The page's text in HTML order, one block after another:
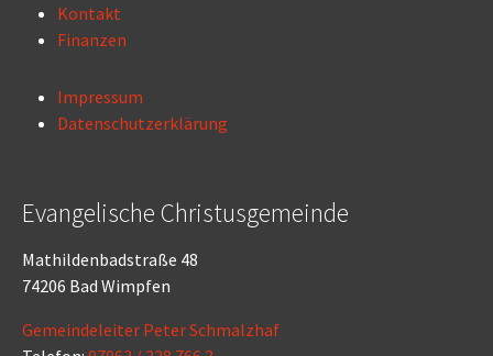
Kontakt
Finanzen
Impressum
Datenschutzerklärung
Evangelische Christusgemeinde
Mathildenbadstraße 48
74206 Bad Wimpfen
Gemeindeleiter Peter Schmalzhaf